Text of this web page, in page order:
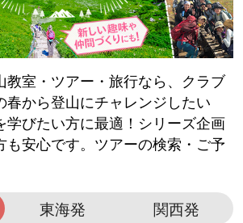
教室・ツアー・旅行なら、クラブ
春から登山にチャレンジしたい
学びたい方に最適！シリーズ企画
も安心です。ツアーの検索・ご予
東海発 関西発